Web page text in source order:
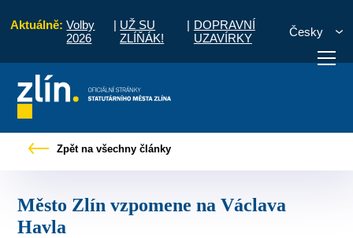
Aktuálně: Volby
2026
| UŽ SU
ZLÍŇÁK!
| DOPRAVNÍ
UZAVÍRKY
Česky
vyřídit Potřebuji zaplatit
Zpět na všechny články
Město Zlín vzpomene na Václava
Havla